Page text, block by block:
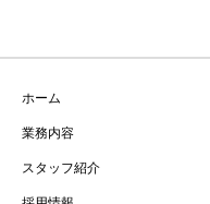
ホーム
業務内容
スタッフ紹介